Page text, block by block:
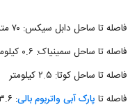
فاصله تا ساحل دابل سیکس: ۷۰ متر
فاصله تا ساحل سمینیاک: ۰.۶ کیلومتر
فاصله تا ساحل کوتا: ۲.۵ کیلومتر
فاصله تا پارک آبی واتربوم بالی: ۳.۶ کیلومتر